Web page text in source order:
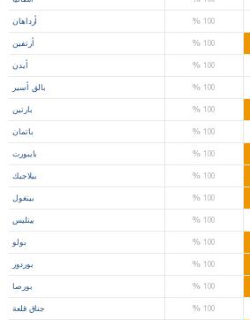
أرداهان %100
أرتفين %100
أيدن %100
بالق أسير %100
بارتين %100
باتمان %100
بايبورت %100
بيلاجيك %100
بينغول %100
بيتليس %100
بولو %100
بوردور %100
بورصا %100
جناق قلعة %100